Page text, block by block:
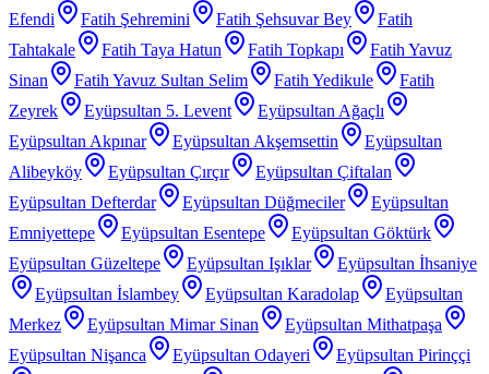
Efendi
Fatih Şehremini Fatih Şehsuvar Bey
Fatih
Tahtakale
Fatih Taya Hatun Fatih Topkapı
Fatih Yavuz
Sinan
Fatih Yavuz Sultan Selim Fatih Yedikule
Fatih
Zeyrek
Eyüpsultan 5. Levent
Eyüpsultan Ağaçlı
Eyüpsultan Akpınar
Eyüpsultan Akşemsettin
Eyüpsultan
Alibeyköy
Eyüpsultan Çırçır
Eyüpsultan Çiftalan
Eyüpsultan Defterdar
Eyüpsultan Düğmeciler
Eyüpsultan
Emniyettepe
Eyüpsultan Esentepe
Eyüpsultan Göktürk
Eyüpsultan Güzeltepe
Eyüpsultan Işıklar
Eyüpsultan İhsaniye
Eyüpsultan İslambey
Eyüpsultan Karadolap
Eyüpsultan
Merkez
Eyüpsultan Mimar Sinan
Eyüpsultan Mithatpaşa
Eyüpsultan Nişanca
Eyüpsultan Odayeri
Eyüpsultan Pirinççi